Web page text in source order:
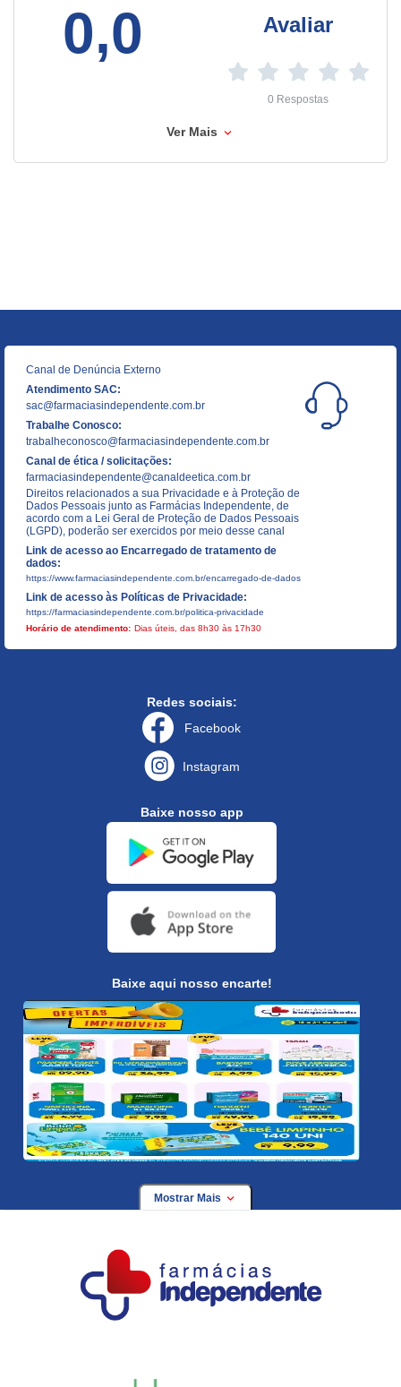
0,0 Avaliar
0 Respostas
Ver Mais
Canal de Denúncia Externo
Atendimento SAC:
sac@farmaciasindependente.com.br
Trabalhe Conosco:
trabalheconosco@farmaciasindependente.com.br
Canal de ética / solicitações:
farmaciasindependente@canaldeetica.com.br
Direitos relacionados a sua Privacidade e à Proteção de
Dados Pessoais junto as Farmácias Independente, de
acordo com a Lei Geral de Proteção de Dados Pessoais
(LGPD), poderão ser exercidos por meio desse canal
Link de acesso ao Encarregado de tratamento de
dados:
https://www.farmaciasindependente.com.br/encarregado-de-dados
Link de acesso às Políticas de Privacidade:
https://farmaciasindependente.com.br/politica-privacidade
Horário de atendimento: Dias úteis, das 8h30 às 17h30
Redes sociais:
Facebook
Instagram
Baixe nosso app
Baixe aqui nosso encarte!
Mostrar Mais